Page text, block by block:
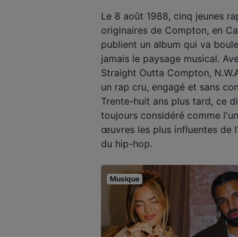
Le 8 août 1988, cinq jeunes
originaires de Compton, en
publient un album qui va
jamais le paysage musical.
Straight Outta Compton,
un rap cru, engagé et sans
Trente-huit ans plus tard, ce
toujours considéré comme
œuvres les plus influentes de
du hip-hop.
Musique